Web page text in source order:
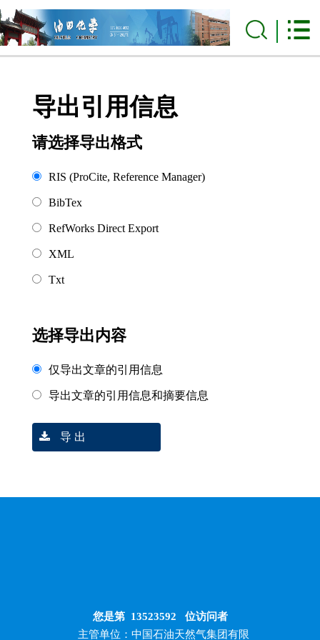
导出引用信息
请选择导出格式
RIS (ProCite, Reference Manager)
BibTex
RefWorks Direct Export
XML
Txt
选择导出内容
仅导出文章的引用信息
导出文章的引用信息和摘要信息
导 出
您是第 13523592 位访问者
主管单位：中国石油天然气集团有限